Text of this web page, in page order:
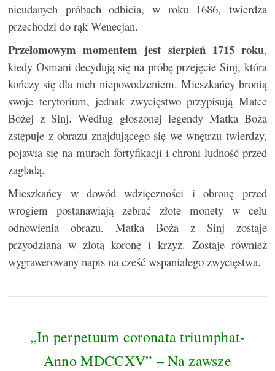
nieudanych próbach odbicia, w roku 1686, twierdza
przechodzi do rąk Wenecjan.
Przełomowym momentem jest sierpień 1715 roku,
kiedy Osmani decydują się na próbę przejęcie Sinj, która
kończy się dla nich niepowodzeniem. Mieszkańcy bronią
swoje terytorium, jednak zwycięstwo przypisują Matce
Bożej z Sinj. Według głoszonej legendy Matka Boża
zstępuje z obrazu znajdującego się we wnętrzu twierdzy,
pojawia się na murach fortyfikacji i chroni ludność przed
zagładą.
Mieszkańcy w dowód wdzięczności i obronę przed
wrogiem postanawiają zebrać złote monety w celu
odnowienia obrazu. Matka Boża z Sinj zostaje
przyodziana w złotą koronę i krzyż. Zostaje również
wygrawerowany napis na cześć wspaniałego zwycięstwa.
„In perpetuum coronata triumphat-
Anno MDCCXV” – Na zawsze